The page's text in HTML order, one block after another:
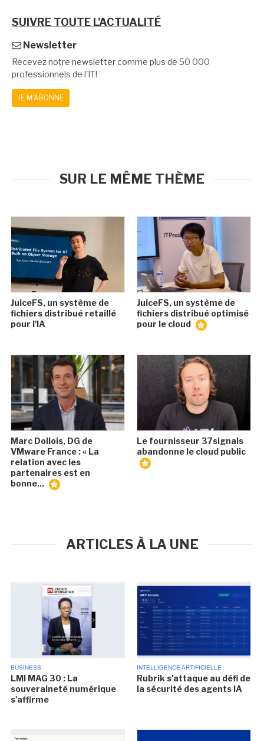
SUIVRE TOUTE L'ACTUALITÉ
Newsletter
Recevez notre newsletter comme plus de 50 000
professionnels de l'IT!
JE M'ABONNE
SUR LE MÊME THÈME
JuiceFS, un système de
fichiers distribué retaillé
pour l'IA
JuiceFS, un système de
fichiers distribué optimisé
pour le cloud
Marc Dollois, DG de
VMware France : « La
relation avec les
partenaires est en
bonne...
Le fournisseur 37signals
abandonne le cloud public
ARTICLES À LA UNE
BUSINESS
LMI MAG 30 : La
souveraineté numérique
s'affirme
INTELLIGENCE ARTIFICIELLE
Rubrik s'attaque au défi de
la sécurité des agents IA